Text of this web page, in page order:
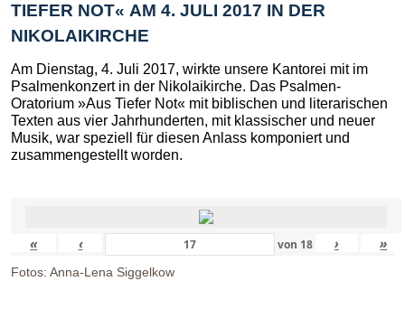
TIEFER NOT« AM 4. JULI 2017 IN DER
NIKOLAIKIRCHE
Am Dienstag, 4. Juli 2017, wirkte unsere Kantorei mit im
Psalmenkonzert in der Nikolaikirche. Das Psalmen-
Oratorium »Aus Tiefer Not« mit biblischen und literarischen
Texten aus vier Jahrhunderten, mit klassischer und neuer
Musik, war speziell für diesen Anlass komponiert und
zusammengestellt worden.
« ‹ von 18 › »
Fotos: Anna-Lena Siggelkow